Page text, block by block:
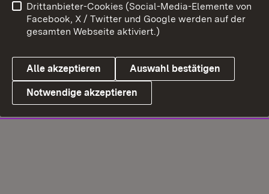
Drittanbieter-Cookies (Social-Media-Elemente von
Facebook, X / Twitter und Google werden auf der
gesamten Webseite aktiviert.)
Alle akzeptieren Auswahl bestätigen
Notwendige akzeptieren